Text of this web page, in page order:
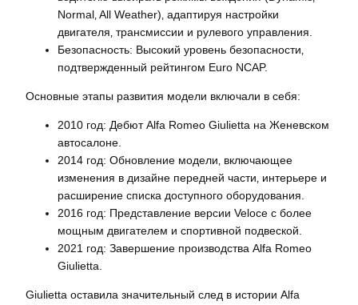
Normal‚ All Weather)‚ адаптируя настройки
двигателя‚ трансмиссии и рулевого управления.
Безопасность: Высокий уровень безопасности‚
подтвержденный рейтингом Euro NCAP.
Основные этапы развития модели включали в себя:
2010 год: Дебют Alfa Romeo Giulietta на Женевском
автосалоне.
2014 год: Обновление модели‚ включающее
изменения в дизайне передней части‚ интерьере и
расширение списка доступного оборудования.
2016 год: Представление версии Veloce с более
мощным двигателем и спортивной подвеской.
2021 год: Завершение производства Alfa Romeo
Giulietta.
Giulietta оставила значительный след в истории Alfa